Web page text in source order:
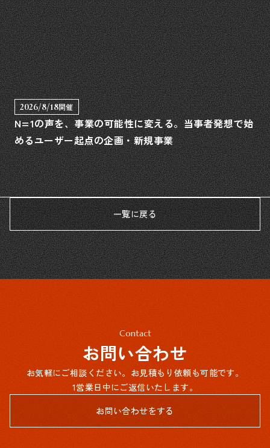
N=1の声を、事業の可能性に変える。当事者発想で始
めるユーザー起点の企画・新規事業
2026/8/18開催
一覧に戻る
Contact
お問い合わせ
お気軽にご相談ください。お見積もり依頼も可能です。
1営業日中にご返信いたします。
お問い合わせをする